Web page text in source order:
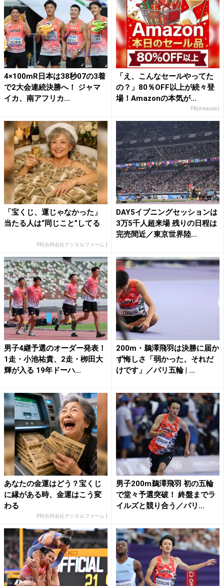
4×100mR日本は38秒07の3着
で2大会連続決勝へ！ ジャマ
イカ、南アフリカ...
「え、こんなセールやってた
の？」80％OFF以上が続々登
場！Amazonの本気が...
PR(Amazon)
「宝くじ、運じゃなかった」
当たる人は“同じこと”してる
PR(合同会社デジタルファーム )
DAY5イブニングセッションは
3万5千人超来場 残りの日程は
完売間近／東京世界陸...
男子4継予選のオーダー発表！
1走・小池祐貴、2走・栁田大
輝が入る 19年ドーハ...
200m・鵜澤飛羽は決勝に届か
ず悔しさ「弱かった、それだ
けです」／パリ五輪 | ...
あなたの金運はどう？宝くじ
に縁がある時、金運はこう変
わる
PR(合同会社デジタルファーム )
男子200m鵜澤飛羽 初の五輪
で堂々予選突破！ 終盤までラ
イルズと競り合う／パリ...